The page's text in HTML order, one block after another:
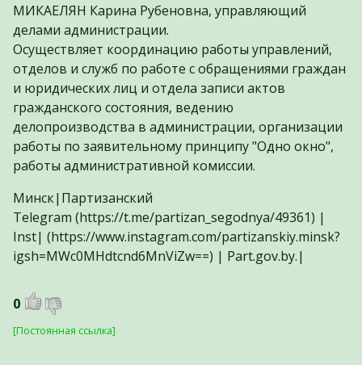
МИКАЕЛЯН Карина Рубеновна, управляющий
делами администрации.
Осуществляет координацию работы управлений,
отделов и служб по работе с обращениями граждан
и юридических лиц и отдела записи актов
гражданского состояния, ведению
делопроизводства в администрации, организации
работы по заявительному принципу "Одно окно",
работы административной комиссии.
Минск|Партизанский
Telegram (https://t.me/partizan_segodnya/49361) |
Inst| (https://www.instagram.com/partizanskiy.minsk?
igsh=MWc0MHdtcnd6MnViZw==) | Part.gov.by.|
0
[Постоянная ссылка]